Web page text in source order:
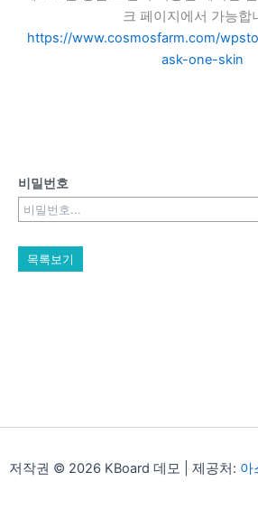
크 페이지에서 가능합
https://www.cosmosfarm.com/
ask-one-skin
비밀번호
목록보기
저작권 © 2026 KBoard 데모 | 제공처: 아